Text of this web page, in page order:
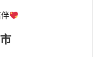
伴